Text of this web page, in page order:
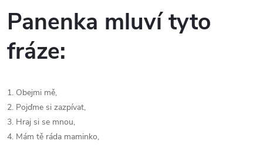
Panenka mluví tyto
fráze:
1. Obejmi mě,
2. Pojďme si zazpívat,
3. Hraj si se mnou,
4. Mám tě ráda maminko,